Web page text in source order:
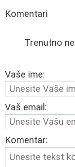
Komentari
Trenutno
Vaše ime:
Vaš email:
Komentar: